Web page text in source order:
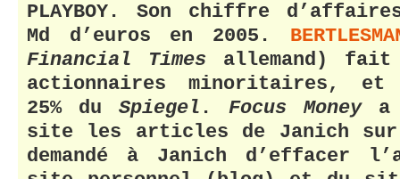
PLAYBOY. Son chiffre
Md d’euros en 2005.
Financial Times allemand)
actionnaires minoritaires, et
25% du Spiegel . Focus Moneya
site les articles de Janich
demandé à Janich d’effacer